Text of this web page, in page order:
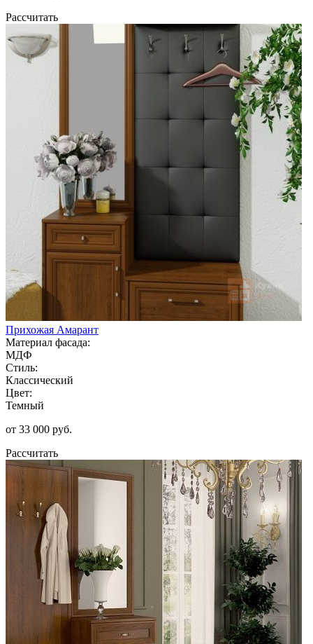
Рассчитать
Прихожая Амарант
Материал фасада:
МДФ
Стиль:
Классический
Цвет:
Темный
от 33 000 руб.
Рассчитать